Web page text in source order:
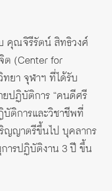
คุณจิรีรัตน์ สิทธิวงศ์
ต (Center for
ยา จุฬาฯ ที่ได้รับ
ยปฏิบัติการ “คนดีศรี
ติการและวิชาชีพที่
ญญาตรีขึ้นไป บุคลากร
ารปฏิบัติงาน 3 ปี ขึ้น